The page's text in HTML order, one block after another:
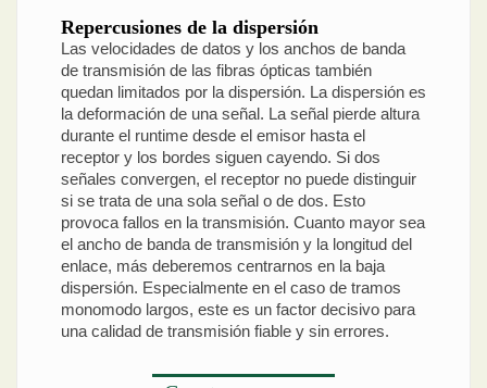
Repercusiones de la dispersión
Las velocidades de datos y los anchos de banda
de transmisión de las fibras ópticas también
quedan limitados por la dispersión. La dispersión es
la deformación de una señal. La señal pierde altura
durante el runtime desde el emisor hasta el
receptor y los bordes siguen cayendo. Si dos
señales convergen, el receptor no puede distinguir
si se trata de una sola señal o de dos. Esto
provoca fallos en la transmisión. Cuanto mayor sea
el ancho de banda de transmisión y la longitud del
enlace, más deberemos centrarnos en la baja
dispersión. Especialmente en el caso de tramos
monomodo largos, este es un factor decisivo para
una calidad de transmisión fiable y sin errores.